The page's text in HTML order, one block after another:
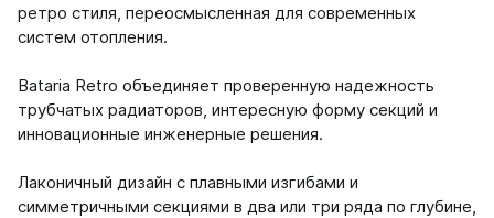
ретро стиля, переосмысленная для современных
систем отопления.
Bataria Retro объединяет проверенную надежность
трубчатых радиаторов, интересную форму секций и
инновационные инженерные решения.
Лаконичный дизайн с плавными изгибами и
симметричными секциями в два или три ряда по глубине,